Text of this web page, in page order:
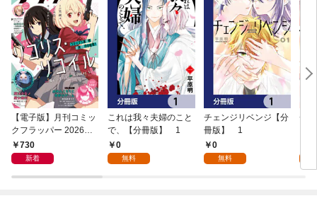
【電子版】月刊コミッ
クフラッパー 2026年9
月号730
新着
これは我々夫婦のこと
で、【分冊版】 1
0
無料
チェンジリベンジ【分
冊版】 1
0
無料
チ